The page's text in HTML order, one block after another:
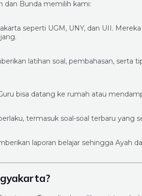
dan Bunda memilih kami:
seperti UGM, UNY, dan UII.
latihan soal, pembahasan, serta
bisa datang ke rumah atau
termasuk soal-soal terbaru yang
laporan belajar sehingga Ayah